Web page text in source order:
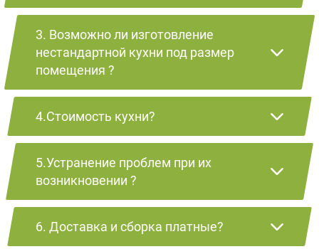
3. Возможно ли изготовление
нестандартной кухни под размер
помещения ?
4.Стоимость кухни?
5.Устранение проблем при их
возникновении ?
6. Доставка и сборка платные?